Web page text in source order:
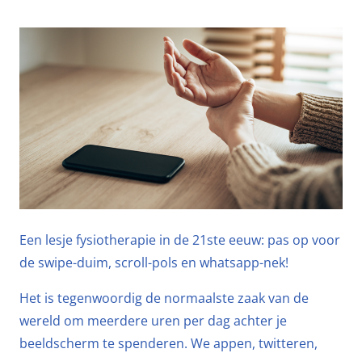
Een lesje fysiotherapie in de 21ste eeuw: pas op voor
de swipe-duim, scroll-pols en whatsapp-nek!
Het is tegenwoordig de normaalste zaak van de
wereld om meerdere uren per dag achter je
beeldscherm te spenderen. We appen, twitteren,